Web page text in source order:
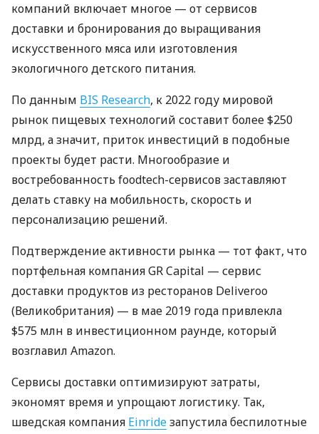
компаний включает многое — от сервисов
доставки и бронирования до выращивания
искусственного мяса или изготовления
экологичного детского питания.
По данным BIS Research, к 2022 году мировой
рынок пищевых технологий составит более $250
млрд, а значит, приток инвестиций в подобные
проекты будет расти. Многообразие и
востребованность foodtech-сервисов заставляют
делать ставку на мобильность, скорость и
персонализацию решений.
Подтверждение активности рынка — тот факт, что
портфельная компания GR Capital — сервис
доставки продуктов из ресторанов Deliveroo
(Великобритания) — в мае 2019 года привлекла
$575 млн в инвестиционном раунде, который
возглавил Amazon.
Сервисы доставки оптимизируют затраты,
экономят время и упрощают логистику. Так,
шведская компания Einrideзапустила беспилотные